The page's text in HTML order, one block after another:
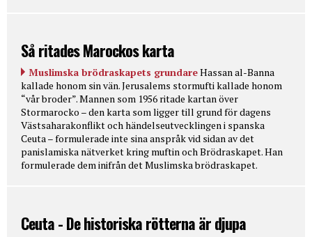
Så ritades Marockos karta
Muslimska brödraskapets grundareHassan al-Banna
kallade honom sin vän. Jerusalems stormufti kallade honom
“vår broder”. Mannen som 1956 ritade kartan över
Stormarocko – den karta som ligger till grund för dagens
Västsaharakonflikt och händelseutvecklingen i spanska
Ceuta – formulerade inte sina anspråk vid sidan av det
panislamiska nätverket kring muftin och Brödraskapet. Han
formulerade dem inifrån det Muslimska brödraskapet.
Ceuta - De historiska rötterna är djupa